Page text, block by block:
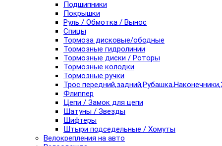
Подшипники
Покрышки
Руль / Обмотка / Вынос
Спицы
Тормоза дисковые/ободные
Тормозные гидролинии
Тормозные диски / Роторы
Тормозные колодки
Тормозные ручки
Трос
Флиппер
Цепи / Замок для цепи
Шатуны / Звезды
Шифтеры
Штыри подседельные / Хомуты
Велокрепления на авто